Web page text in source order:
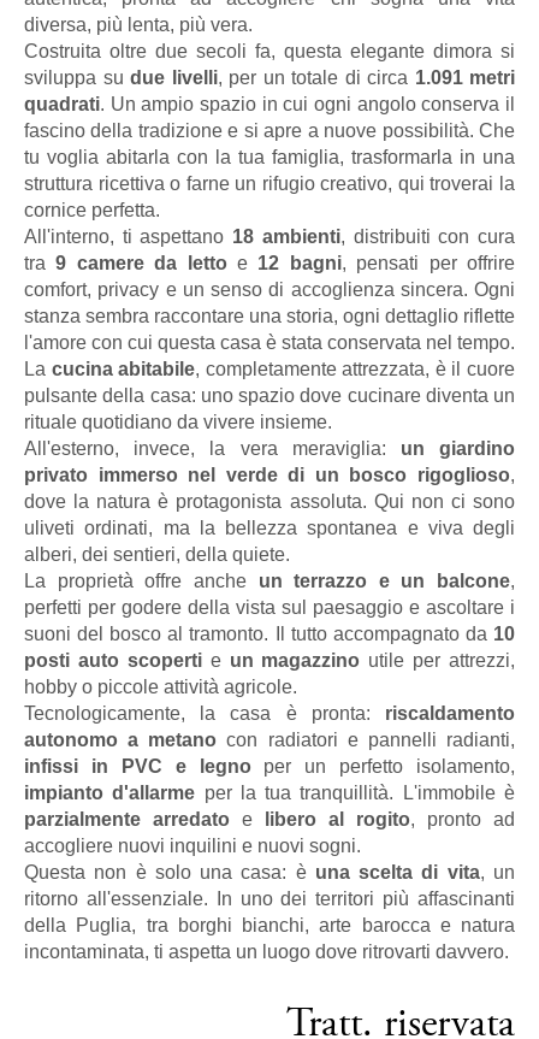
diversa, più lenta, più vera.
Costruita oltre due secoli fa, questa elegante dimora si
sviluppa su due livelli, per un totale di circa 1.091 metri
quadrati. Un ampio spazio in cui ogni angolo conserva il
fascino della tradizione e si apre a nuove possibilità. Che
tu voglia abitarla con la tua famiglia, trasformarla in una
struttura ricettiva o farne un rifugio creativo, qui troverai la
cornice perfetta.
All'interno, ti aspettano 18 ambienti, distribuiti con cura
tra9 camere da lettoe 12 bagni, pensati per offrire
comfort, privacy e un senso di accoglienza sincera. Ogni
stanza sembra raccontare una storia, ogni dettaglio riflette
l'amore con cui questa casa è stata conservata nel tempo.
La cucina abitabile, completamente attrezzata, è il cuore
pulsante della casa: uno spazio dove cucinare diventa un
rituale quotidiano da vivere insieme.
All'esterno, invece, la vera meraviglia: un giardino
privato immerso nel verde di un bosco rigoglioso,
dove la natura è protagonista assoluta. Qui non ci sono
uliveti ordinati, ma la bellezza spontanea e viva degli
alberi, dei sentieri, della quiete.
La proprietà offre anche un terrazzo e un balcone,
perfetti per godere della vista sul paesaggio e ascoltare i
suoni del bosco al tramonto. Il tutto accompagnato da 10
posti auto scopertie un magazzino utile per attrezzi,
hobby o piccole attività agricole.
Tecnologicamente, la casa è pronta: riscaldamento
autonomo a metano con radiatori e pannelli radianti,
infissi in PVC e legnoper un perfetto isolamento,
impianto d'allarme per la tua tranquillità. L'immobile è
parzialmente arredato e libero al rogito, pronto ad
accogliere nuovi inquilini e nuovi sogni.
Questa non è solo una casa: è una scelta di vita, un
ritorno all'essenziale. In uno dei territori più affascinanti
della Puglia, tra borghi bianchi, arte barocca e natura
incontaminata, ti aspetta un luogo dove ritrovarti davvero.
Tratt. riservata